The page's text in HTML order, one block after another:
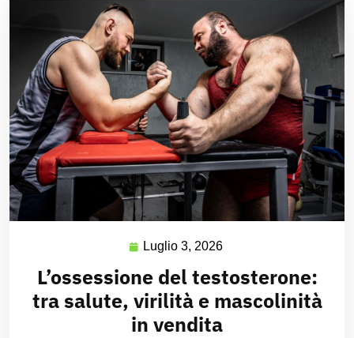
Luglio 3, 2026
L’ossessione del testosterone:
tra salute, virilità e mascolinità
in vendita